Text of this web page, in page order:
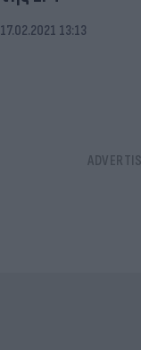
17.02.2021 13:13